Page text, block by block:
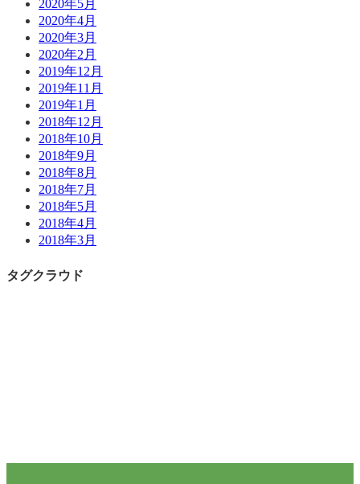
2020年5月
2020年4月
2020年3月
2020年2月
2019年12月
2019年11月
2019年1月
2018年12月
2018年10月
2018年9月
2018年8月
2018年7月
2018年5月
2018年4月
2018年3月
タグクラウド